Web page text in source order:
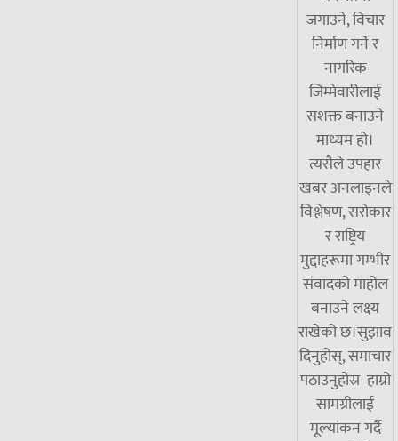
जगाउने, विचार
निर्माण गर्ने र
नागरिक
जिम्मेवारीलाई
सशक्त बनाउने
माध्यम हो।
त्यसैले उपहार
खबर अनलाइनले
विश्लेषण, सरोकार
र राष्ट्रिय
मुद्दाहरूमा गम्भीर
संवादको माहोल
बनाउने लक्ष्य
राखेको छ।सुझाव
दिनुहोस्, समाचार
पठाउनुहोस्र हाम्रो
सामग्रीलाई
मूल्यांकन गर्दै